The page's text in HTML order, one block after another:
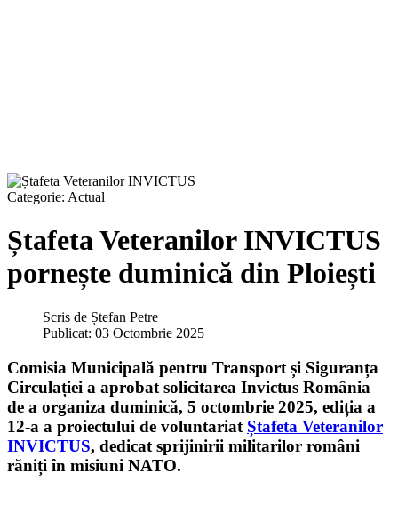
Categorie: Actual
Ștafeta Veteranilor INVICTUS
pornește duminică din Ploiești
Scris de Ștefan Petre
Publicat: 03 Octombrie 2025
Comisia Municipală pentru Transport și Siguranța
Circulației a aprobat solicitarea Invictus România
de a organiza duminică, 5 octombrie 2025, ediția a
12-a a proiectului de voluntariat Ștafeta Veteranilor
INVICTUS, dedicat sprijinirii militarilor români
răniți în misiuni NATO.